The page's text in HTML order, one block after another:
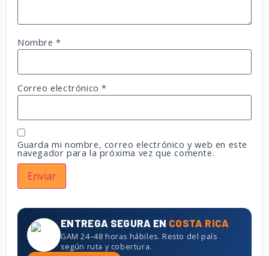
Nombre*
Correo electrónico*
Guarda mi nombre, correo electrónico y web en este
navegador para la próxima vez que comente.
ENTREGA SEGURA EN COSTA RICA
GAM 24–48 horas hábiles. Resto del país
según ruta y cobertura.